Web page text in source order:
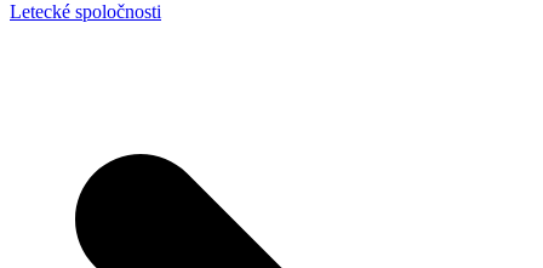
Letecké spoločnosti